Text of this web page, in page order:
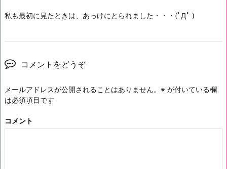
私も最初に見たときは、あっけにとられました・・・(ﾟДﾟ )
コメントをどうぞ
メールアドレスが公開されることはありません。 ※ が付いている欄
は必須項目です
コメント